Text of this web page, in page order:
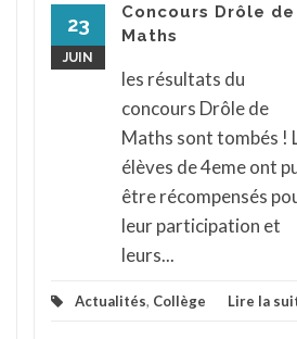
23
JUIN
Concours Drôle de
Maths
les résultats du
concours Drôle de
Maths sont tombés !
élèves de 4eme ont
être récompensés
leur participation et
leurs...
Actualités, Collège Lire la